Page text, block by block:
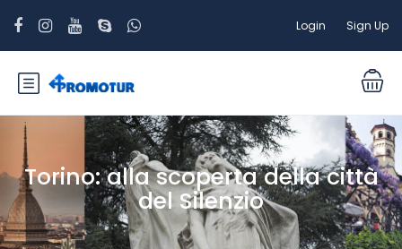
Login Sign Up
Torino: alla scoperta della città
del Silenzio